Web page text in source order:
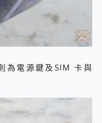
為電源鍵及SIM 卡與